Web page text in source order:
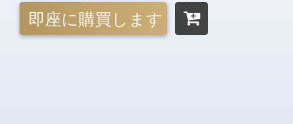
即座に購買します